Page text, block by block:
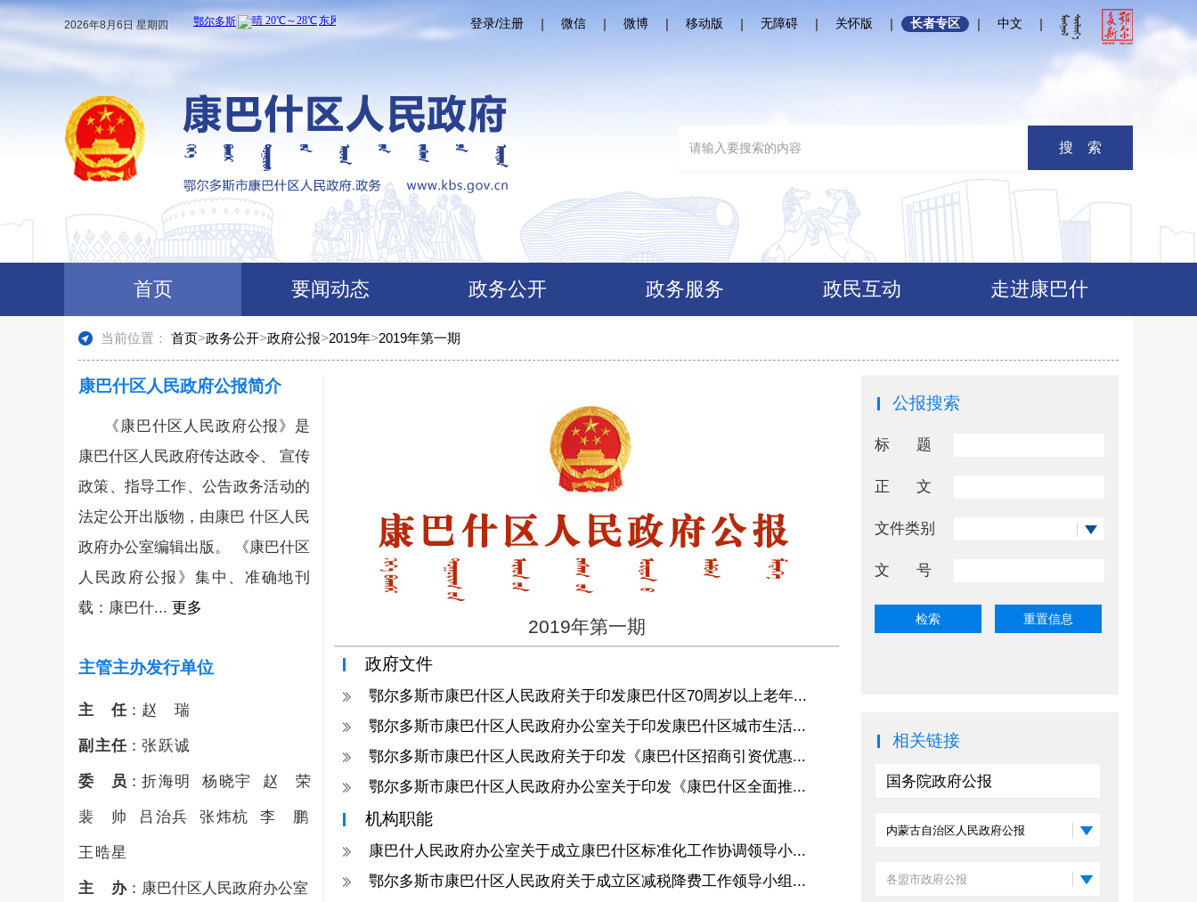
2026年8月6日 星期四 登录/注册 微信 微博 移动版 无障碍 关怀版 长者专区 中文
搜 索
首页 要闻动态 政务公开 政务服务 政民互动 走进康巴什
当前位置： 首页>政务公开>政府公报>2019年>2019年第一期
康巴什区人民政府公报简介
《康巴什区人民政府公报》是
康巴什区人民政府传达政令、 宣传
政策、指导工作、公告政务活动的
法定公开出版物，由康巴 什区人民
政府办公室编辑出版。 《康巴什区
人民政府公报》集中、准确地刊
载：康巴什... 更多
主管主办发行单位
主任： 赵瑞
副主任： 张跃诚
委员 ： 折海明 杨晓宇 赵荣
裴帅 吕治兵 张炜杭 李鹏
王晧星
主办： 康巴什区人民政府办公室
2019年第一期
政府文件
鄂尔多斯市康巴什区人民政府关于印发康巴什区70周岁以上老年...
鄂尔多斯市康巴什区人民政府办公室关于印发康巴什区城市生活...
鄂尔多斯市康巴什区人民政府关于印发《康巴什区招商引资优惠...
鄂尔多斯市康巴什区人民政府办公室关于印发《康巴什区全面推...
机构职能
康巴什人民政府办公室关于成立康巴什区标准化工作协调领导小...
鄂尔多斯市康巴什区人民政府关于成立区减税降费工作领导小组...
公报搜索
标 题
正 文
文件类别
文 号
相关链接
国务院政府公报
内蒙古自治区人民政府公报
各盟市政府公报